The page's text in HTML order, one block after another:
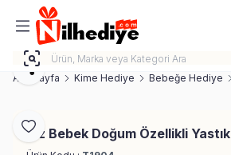
Ana Sayfa Kime Hediye Bebeğe Hediye
Favoriye Ekle
Paylaş
Kız Bebek Doğum Özellikli Yastık